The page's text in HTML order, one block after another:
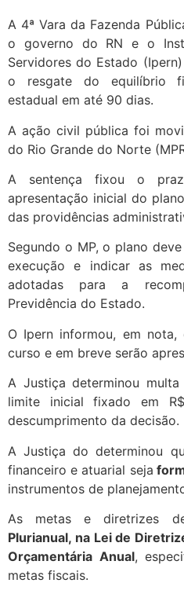
A 4ª Vara da Fazenda
o governo do RN e o
Servidores do Estado
o resgate do equilíbrio
estadual em até 90 dias.
A ação civil pública foi
do Rio Grande do Norte
A sentença fixou o
apresentação inicial do
das providências
Segundo o MP, o plano
execução e indicar as
adotadas para a
Previdência do Estado.
O Ipern informou, em
curso e em breve serão
A Justiça determinou
limite inicial fixado em
descumprimento da decisão.
A Justiça do determinou
financeiro e atuarial seja
instrumentos de
As metas e diretrizes
Plurianual, na Lei de
Orçamentária Anual,
metas fiscais.